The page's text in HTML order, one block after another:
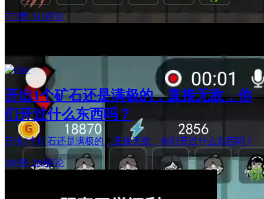
775赞·541评论
开出1个矿石还是满极的，直接无敌，你
们开过什么东西吗？
开出1个矿石还是满极的，直接无敌，你们开过什么东西吗？
390赞·289评论